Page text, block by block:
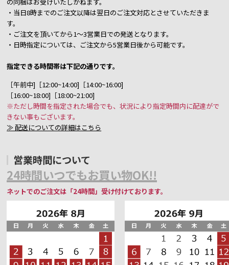
・当日8時までのご注文以降は翌日のご注文対応とさせていただきま
す。
・ご注文を頂いてから1～3営業日での発送となります。
・日時指定については、ご注文から5営業日後から可能です。
指定できる時間帯は下記の通りです。
［午前中]［12:00~14:00]［14:00~16:00]
［16:00~18:00]［18:00~21:00]
※ただし時間を指定された場合でも、状況により指定時間内に配達がで
きない事もございます。
≫ 配送についての詳細はこちら
営業時間について
24時間いつでもお買い物OK!!
ネットでのご注文は「24時間」受け付けております。